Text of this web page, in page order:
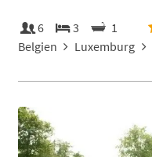
6 3
1
Belgien
Luxemburg